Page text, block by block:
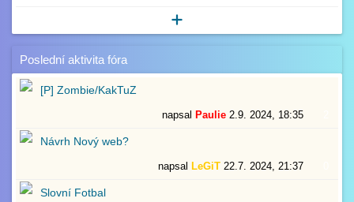
Poslední aktivita fóra
[P] Zombie/KakTuZ
napsal Paulie 2.9. 2024, 18:35
Návrh Nový web?
napsal LeGiT 22.7. 2024, 21:37
Slovní Fotbal